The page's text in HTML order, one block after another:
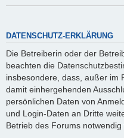
DATENSCHUTZ-ERKLÄRUNG
Die Betreiberin oder der
beachten die
insbesondere, dass, außer im
damit einhergehenden
persönlichen Daten von
und Login-Daten an Dritte
Betrieb des Forums notwendig